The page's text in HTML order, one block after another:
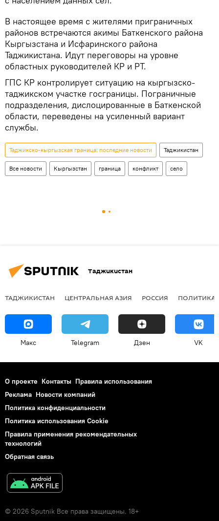
В настоящее время с жителями приграничных
районов встречаются акимы Баткенского района
Кыргызстана и Исфаринского района
Таджикистана. Идут переговоры на уровне
областных руководителей КР и РТ.
ГПС КР контролирует ситуацию на кыргызско-
таджикском участке госграницы. Пограничные
подразделения, дислоцированные в Баткенской
области, переведены на усиленный вариант
службы.
Таджикско-кыргызская граница: последние новости Таджикистан
Все новости Кыргызстан граница конфликт село
Таджикистан
ТАДЖИКИСТАН ЦЕНТРАЛЬНАЯ АЗИЯ РОССИЯ ПОЛИТИКА
Макс Telegram Дзен VK
О проекте Контакты Правила использования
Реклама Новости компаний
Политика конфиденциальности
Политика использования Cookie
Правила применения рекомендательных
технологий
Обратная связь
© 2026 Sputnik Все права защищены. 18+